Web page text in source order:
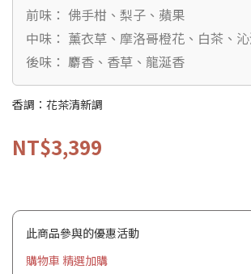
前味： 佛手柑、梨子、蘋果
中味： 薰衣草、摩洛哥橙花、白茶、
後味： 麝香、香草、龍涎香
香調：花茶清新調
NT$3,399
此商品參與的優惠活動
購物車 精選加購